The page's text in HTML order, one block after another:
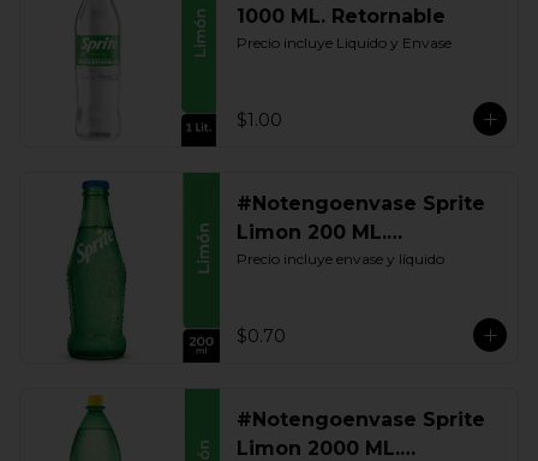
1000 ML. Retornable
Precio incluye Liquido y Envase
$1.00
#Notengoenvase Sprite
Limon 200 ML.
Retornable
Precio incluye envase y líquido
$0.70
#Notengoenvase Sprite
Limon 2000 ML.